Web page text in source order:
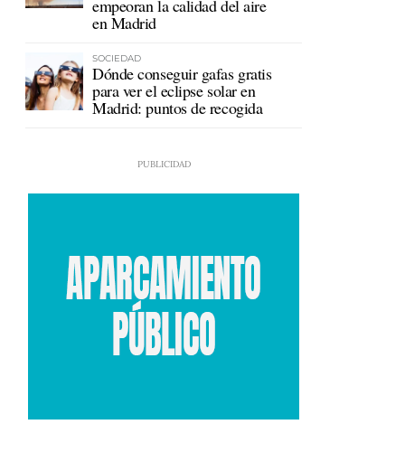
empeoran la calidad del aire
en Madrid
SOCIEDAD
Dónde conseguir gafas gratis
para ver el eclipse solar en
Madrid: puntos de recogida